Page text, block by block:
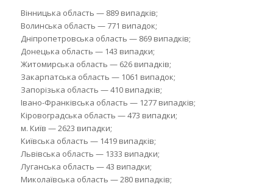
Вінницька область — 889 випадків;
Волинська область — 771 випадок;
Дніпропетровська область — 869 випадків;
Донецька область — 143 випадки;
Житомирська область — 626 випадків;
Закарпатська область — 1061 випадок;
Запорізька область — 410 випадків;
Івано-Франківська область — 1277 випадків;
Кіровоградська область — 473 випадки;
м. Київ — 2623 випадки;
Київська область — 1419 випадків;
Львівська область — 1333 випадки;
Луганська область — 43 випадки;
Миколаївська область — 280 випадків;